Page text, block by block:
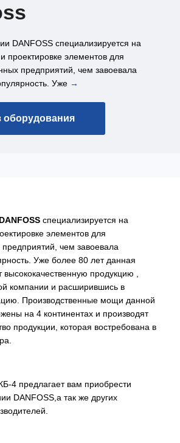
DANFOSS специализируется на
проектировке элементов для
предприятий, чем завоевала
Уже →
оборудования
специализируется на
элементов для
предприятий, чем завоевала
Уже более 80 лет данная
продукцию ,
компании и расширившись в
Производственные мощи данной
на 4 континентах и производят
продукции, которая востребована в
4 предлагает вам приобрести
DANFOSS,а так же других